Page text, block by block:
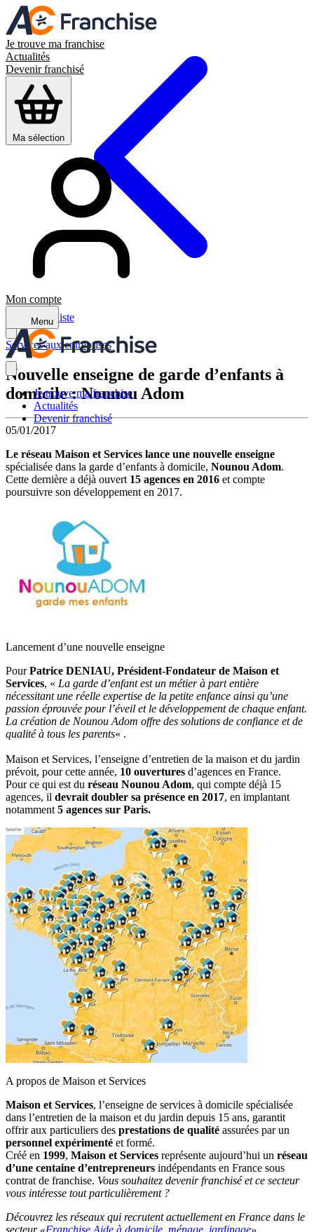
Je trouve ma franchise
Actualités
Devenir franchisé
Ma sélection
Mon compte
Menu
Je trouve ma franchise
Actualités
Devenir franchisé
Retour à la liste
Services aux entreprises
Nouvelle enseigne de garde d’enfants à
domicile : Nounou Adom
05/01/2017
Le réseau Maison et Services lance une nouvelle enseigne
spécialisée dans la garde d’enfants à domicile, Nounou Adom.
Cette dernière a déjà ouvert 15 agences en 2016 et compte
poursuivre son développement en 2017.
Lancement d’une nouvelle enseigne
PourPatrice DENIAU, Président-Fondateur de Maison et
Services, « La garde d’enfant est un métier à part entière
nécessitant une réelle expertise de la petite enfance ainsi qu’une
passion éprouvée pour l’éveil et le développement de chaque enfant.
La création de Nounou Adom offre des solutions de confiance et de
qualité à tous les parents« .
Maison et Services, l’enseigne d’entretien de la maison et du jardin
prévoit, pour cette année, 10 ouvertures d’agences en France.
Pour ce qui est du réseau Nounou Adom, qui compte déjà 15
agences, il devrait doubler sa présence en 2017, en implantant
notamment 5 agences sur Paris.
A propos de Maison et Services
Maison et Services, l’enseigne de services à domicile spécialisée
dans l’entretien de la maison et du jardin depuis 15 ans, garantit
offrir aux particuliers des prestations de qualité assurées par un
personnel expérimenté et formé.
Créé en 1999, Maison et Services représente aujourd’hui un réseau
d’une centaine d’entrepreneurs indépendants en France sous
contrat de franchise. Vous souhaitez devenir franchisé et ce secteur
vous intéresse tout particulièrement ?
Découvrez les réseaux qui recrutent actuellement en France dans le